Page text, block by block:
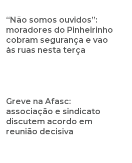
“Não somos ouvidos”:
moradores do Pinheirinho
cobram segurança e vão
às ruas nesta terça
Greve na Afasc:
associação e sindicato
discutem acordo em
reunião decisiva